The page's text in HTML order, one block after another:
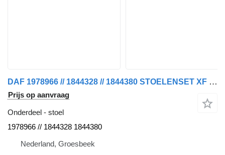
DAF 1978966 // 1844328 // 1844380 STOELENSET XF CF EURO 6 MODEL 2016 voor vrachtwagen
Prijs op aanvraag
Onderdeel - stoel
1978966 // 1844328 1844380
Nederland, Groesbeek